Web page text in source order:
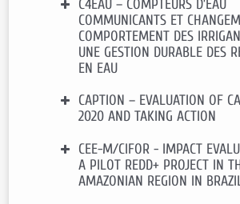
Société japonaise pour la
de la science(JSPS)
Durée : 2016 – 2019
Financement:SMACH –
Durée:2017 – 2020
Contact: COURTOIS Pierre
C4EAU – COMPTEURS D’EAU
COMMUNICANTS ET
COMPORTEMENT DES
UNE GESTION DURABLE DES
EN EAU
Financement:
75 000 €
Occitanie Appel à projets
Durée: 2018 – 2020
Contact: PREGET Raphaël
CAPTION – EVALUATION OF
2020 AND TAKING ACTION
Financement:42 000 €
Cariplo et Agropolis
Durée: 2019 – 2020
CEE-M/CIFOR - IMPACT
A PILOT REDD+ PROJECT IN
AMAZONIAN REGION IN